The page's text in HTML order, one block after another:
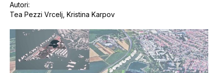
Autori:
Tea Pezzi Vrcelj, Kristina Karpov